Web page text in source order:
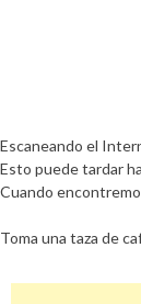
Escaneando el
Esto puede tardar
Cuando
Toma una taza de